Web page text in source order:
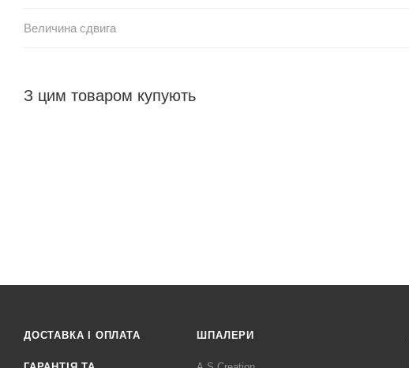
Величина сдвига
З цим товаром купують
ДОСТАВКА І ОПЛАТА ШПАЛЕРИ